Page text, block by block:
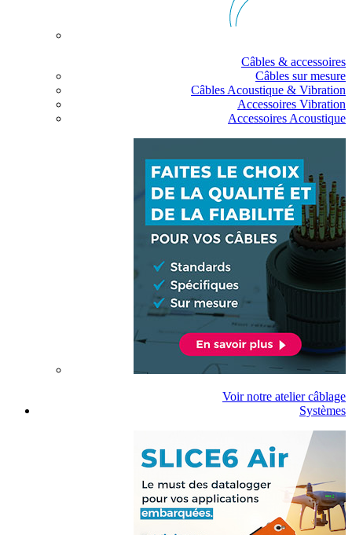
Câbles & accessoires
Câbles sur mesure
Câbles Acoustique & Vibration
Accessoires Vibration
Accessoires Acoustique
Voir notre atelier câblage
Systèmes